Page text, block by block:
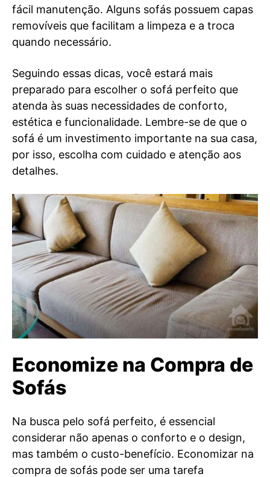
fácil manutenção. Alguns sofás possuem capas
removíveis que facilitam a limpeza e a troca
quando necessário.
Seguindo essas dicas, você estará mais
preparado para escolher o sofá perfeito que
atenda às suas necessidades de conforto,
estética e funcionalidade. Lembre-se de que o
sofá é um investimento importante na sua casa,
por isso, escolha com cuidado e atenção aos
detalhes.
Economize na Compra de
Sofás
Na busca pelo sofá perfeito, é essencial
considerar não apenas o conforto e o design,
mas também o custo-benefício. Economizar na
compra de sofás pode ser uma tarefa